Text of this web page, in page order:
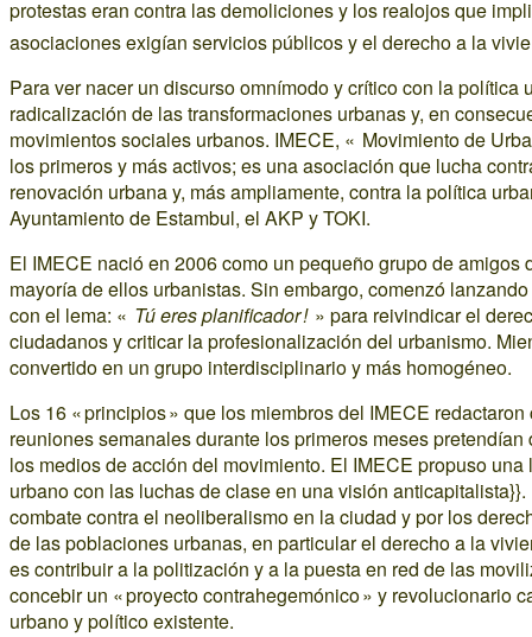
protestas eran contra las demoliciones y los realojos que
asociaciones exigían servicios públicos y el derecho a la
Para ver nacer un discurso omnímodo y crítico con la política
radicalización de las transformaciones urbanas y, en
movimientos sociales urbanos. IMECE, « Movimiento de
los primeros y más activos; es una asociación que lucha
renovación urbana y, más ampliamente, contra la política
Ayuntamiento de Estambul, el AKP y TOKI.
El IMECE nació en 2006 como un pequeño grupo de amigos
mayoría de ellos urbanistas. Sin embargo, comenzó
con el lema: « Tú eres planificador !» para reivindicar el
ciudadanos y criticar la profesionalización del urbanismo.
convertido en un grupo interdisciplinario y más homogéneo.
Los 16 « principios » que los miembros del IMECE
reuniones semanales durante los primeros meses
los medios de acción del movimiento. El IMECE propuso
urbano con las luchas de clase en una visión
combate contra el neoliberalismo en la ciudad y por los
de las poblaciones urbanas, en particular el derecho a la
es contribuir a la politización y a la puesta en red de las
concebir un « proyecto contrahegemónico » y revolucionario
urbano y político existente.